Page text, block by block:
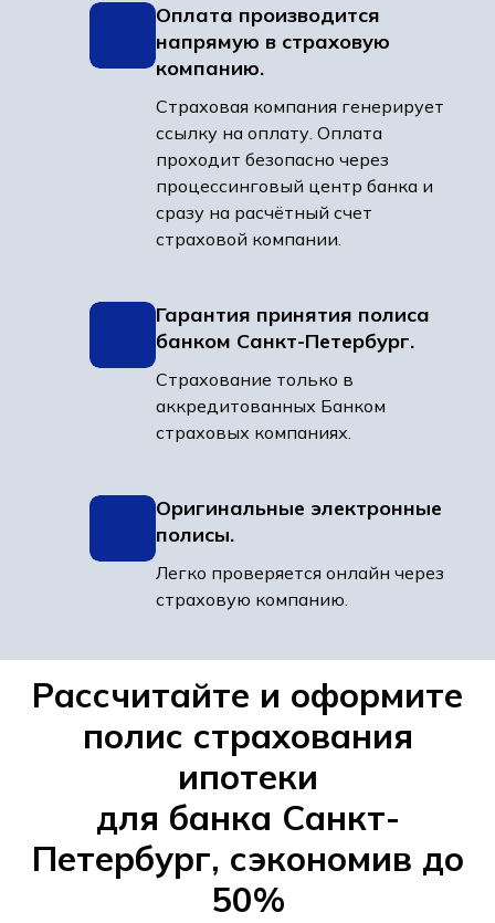
Оплата производится
напрямую в страховую
компанию.
Страховая компания генерирует
ссылку на оплату. Оплата
проходит безопасно через
процессинговый центр банка и
сразу на расчётный счет
страховой компании.
Гарантия принятия полиса
банком Санкт-Петербург.
Страхование только в
аккредитованных Банком
страховых компаниях.
Оригинальные электронные
полисы.
Легко проверяется онлайн через
страховую компанию.
Рассчитайте и оформите
полис страхования
ипотеки
для банка Санкт-
Петербург, сэкономив до
50%